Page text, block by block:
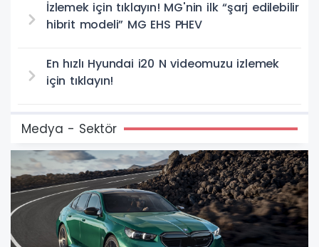
İzlemek için tıklayın! MG'nin ilk “şarj edilebilir
hibrit modeli” MG EHS PHEV
En hızlı Hyundai i20 N videomuzu izlemek
için tıklayın!
Medya - Sektör